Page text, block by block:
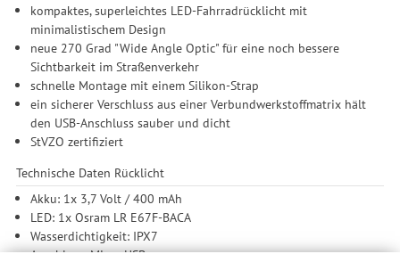
kompaktes, superleichtes LED-Fahrradrücklicht mit
minimalistischem Design
neue 270 Grad "Wide Angle Optic" für eine noch bessere
Sichtbarkeit im Straßenverkehr
schnelle Montage mit einem Silikon-Strap
ein sicherer Verschluss aus einer Verbundwerkstoffmatrix hält
den USB-Anschluss sauber und dicht
StVZO zertifiziert
Technische Daten Rücklicht
Akku: 1x 3,7 Volt / 400 mAh
LED: 1x Osram LR E67F-BACA
Wasserdichtigkeit: IPX7